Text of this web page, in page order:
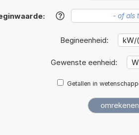
?
Begineenheid:
Gewenste eenheid:
Getallen in